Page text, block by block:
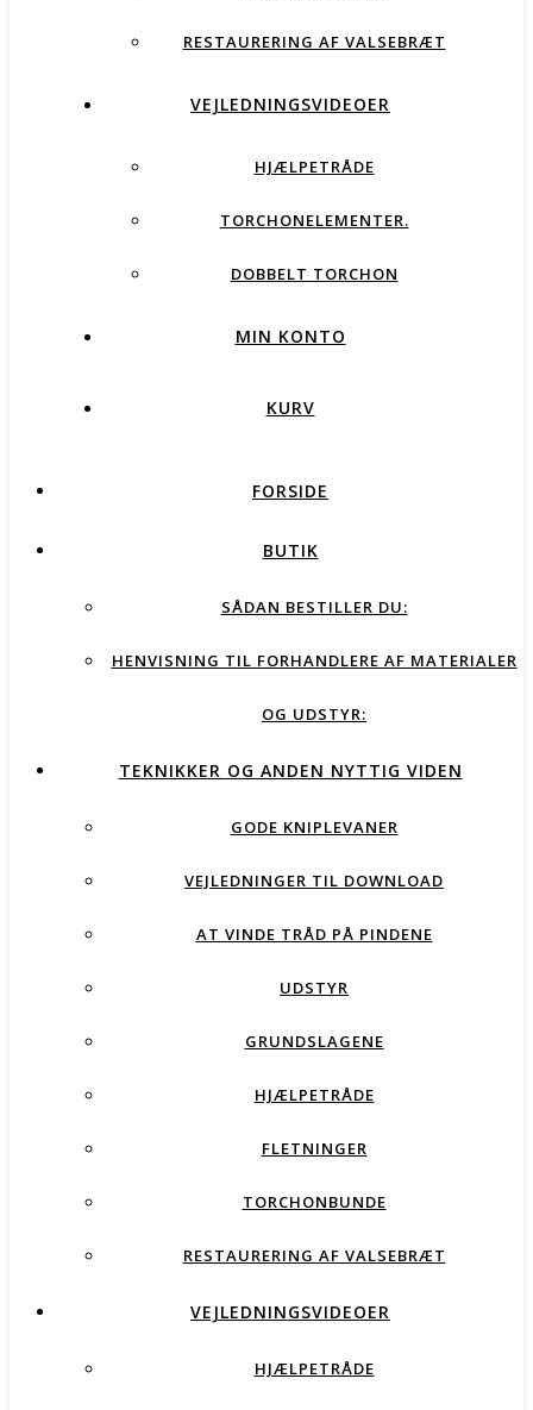
RESTAURERING AF VALSEBRÆT
VEJLEDNINGSVIDEOER
HJÆLPETRÅDE
TORCHONELEMENTER.
DOBBELT TORCHON
MIN KONTO
KURV
FORSIDE
BUTIK
SÅDAN BESTILLER DU:
HENVISNING TIL FORHANDLERE AF MATERIALER
OG UDSTYR:
TEKNIKKER OG ANDEN NYTTIG VIDEN
GODE KNIPLEVANER
VEJLEDNINGER TIL DOWNLOAD
AT VINDE TRÅD PÅ PINDENE
UDSTYR
GRUNDSLAGENE
HJÆLPETRÅDE
FLETNINGER
TORCHONBUNDE
RESTAURERING AF VALSEBRÆT
VEJLEDNINGSVIDEOER
HJÆLPETRÅDE